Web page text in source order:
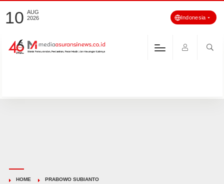
10 AUG
2026
Indonesia
HOME PRABOWO SUBIANTO